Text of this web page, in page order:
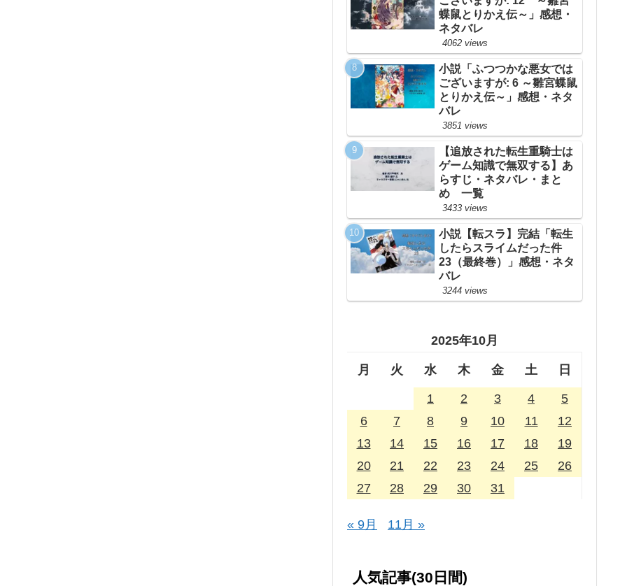
蝶鼠とりかえ伝～」感想・
ネタバレ
4062 views
小説「ふつつかな悪女では
ございますが: 6 ～雛宮蝶鼠
とりかえ伝～」感想・ネタ
バレ
3851 views
【追放された転生重騎士は
ゲーム知識で無双する】あ
らすじ・ネタバレ・まと
め 一覧
3433 views
小説【転スラ】完結「転生
したらスライムだった件
23（最終巻）」感想・ネタ
バレ
3244 views
2025年10月
月 火 水 木 金 土 日
1 2 3 4
5
6
7 8 9 10 11
12
13
14 15 16 17 18
19
20
21 22 23 24 25
26
27
28 29 30 31
« 9月 11月 »
人気記事(30日間)